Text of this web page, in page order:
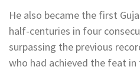
He also became the first
half-centuries in four
surpassing the previous
who had achieved the feat in